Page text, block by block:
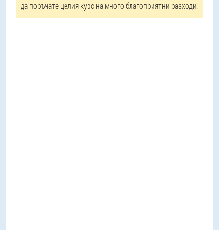
да поръчате целия курс на много благоприятни разходи.